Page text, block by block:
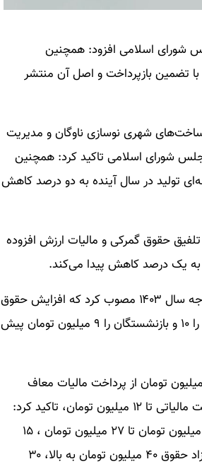
شورای اسلامی افزود: همچنین
۱۳ همت اوراق مالی اسلامی با تضمین بازپرداخت و اصل آن منتشر
شهری نوسازی ناوگان و مدیریت
مجلس شورای اسلامی تاکید کرد: همچنین
تولید در سال آینده به دو درصد کاهش
حقوق گمرکی و مالیات ارزش افزوده
به یک درصد کاهش پیدا می‌کند.
این نماینده مجلس تاکید کرد: کمیسیون در جریان بررسی تبصره ۱۵ لایحه بودجه سال ۱۴۰۳ مصوب کرد که افزایش حقوق
کارمندان در سال آینده ۲۰ درصد باشد. همچنین کمیسیون کف حقوق شاغلین را ۱۰ و بازنشستگان را ۹ میلیون تومان پیش
زارع تاکید کرد: همچنین به موجب مصوبه کمیسیون تلفیق حقوق تا سقف ۱۲ میلیون تومان از پرداخت مالیات معاف
شد.سخنگوی کمیسیون تلفیق لایحه بودجه سال ۱۴۰۳ با اشاره به سقف معافیت مالیاتی تا ۱۲ میلیون تومان، تاکید کرد:
مازاد بر سقف ۱۲ میلیون تومان تا ۱۶.۵ میلیون تومان ، ۱۰ درصد، مازاد بر ۱۶.۵ میلیون تومان تا ۲۷ میلیون تومان ، ۱۵
درصد و مازاد بر ۲۷ میلیون تومان تا ۴۰ میلیون تومان،۲۰ درصد و نسبت به مازاد حقوق ۴۰ میلیون تومان به بالا، ۳۰